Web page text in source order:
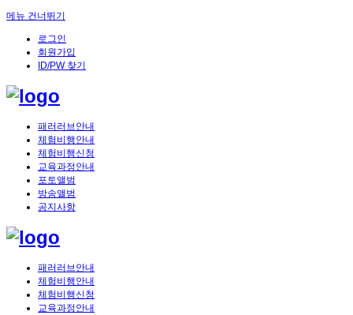
메뉴 건너뛰기
로그인
회원가입
ID/PW 찾기
패러러브안내
체험비행안내
체험비행신청
교육과정안내
포토앨범
방송앨범
공지사항
패러러브안내
체험비행안내
체험비행신청
교육과정안내